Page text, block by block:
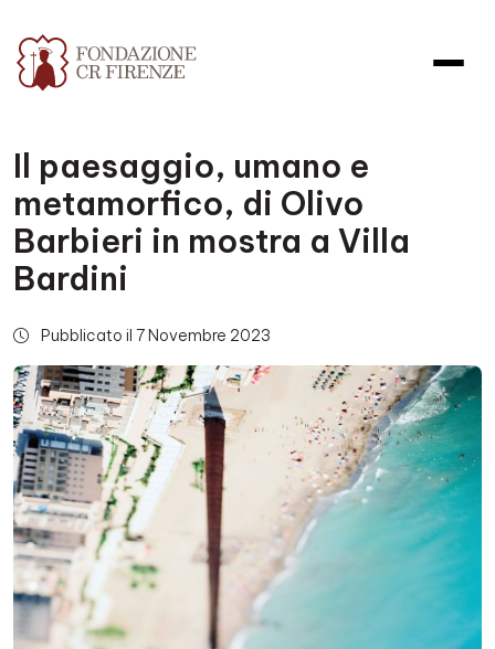
Il paesaggio, umano e
metamorfico, di Olivo
Barbieri in mostra a Villa
Bardini
Pubblicato il 7 Novembre 2023